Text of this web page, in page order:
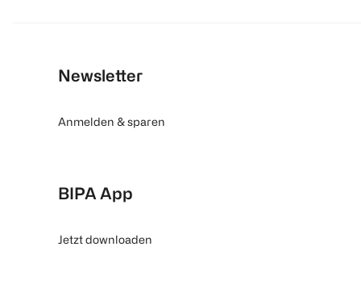
Newsletter
Anmelden & sparen
BIPA App
Jetzt downloaden